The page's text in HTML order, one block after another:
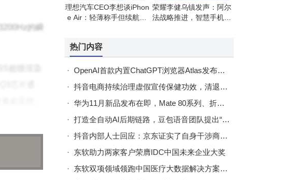
的瞬
超级渲染
能资源。
理想汽车CEO李想谈iPhon
e Air：轻薄称手但续航有
荣耀李健乌镇发声：阿尔
法战略推进，智慧手机生
热门内容
OpenAI首款内置ChatGPT浏览器Atlas发布！支持谷歌数据导入，免费下载享7天会员
抖音电商持续治理虚假宣传保健功效，清退违规达人4.3万名，违规商家793家
华为11月新品发布在即，Mate 80系列、折叠屏X7及nova 15系列将齐登场
打造全自动AI后期链路，豆包语音团队提出“AI多人有声剧”方案
抖音内部人士回应：京东证实了自身干涉商家在其他平台的经营权
东软助力两家客户荣膺IDC中国未来企业大奖
东软双项领域领跑中国医疗大数据解决方案市场